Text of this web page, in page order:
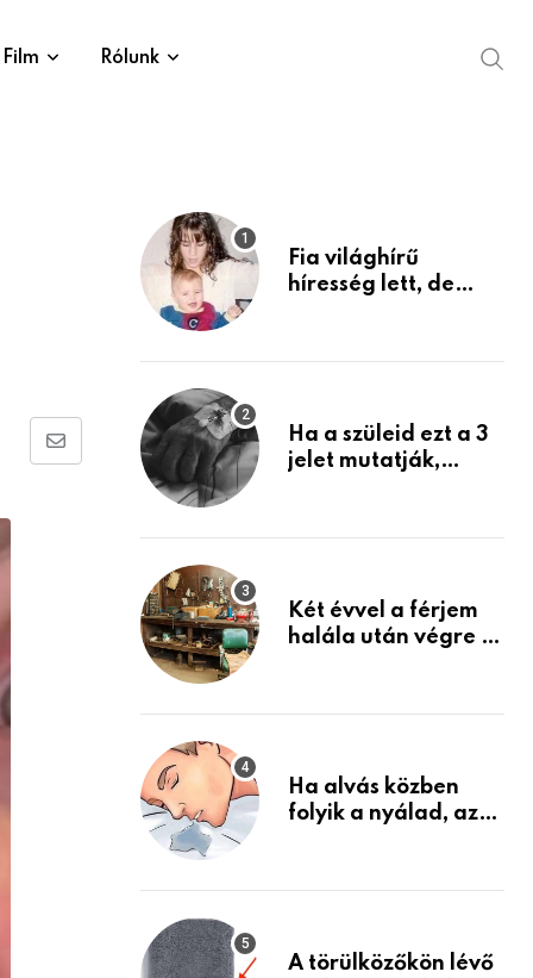
Film Rólunk
Share
Fia világhírű
híresség lett, de
mint azt el tudnád
Ha a szüleid ezt a 3
jelet mutatják,
Készülj fel arra, ami
Két évvel a férjem
halála után végre át
holmiját – amit
életemet
Ha alvás közben
folyik a nyálad, az
A törülközőkön lévő